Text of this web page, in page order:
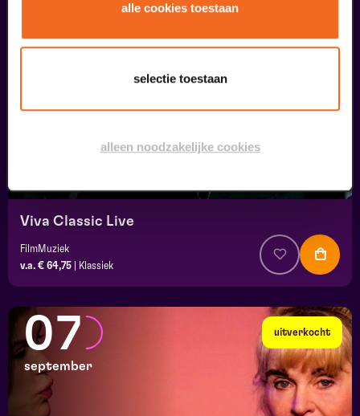
alle cookies toestaan
selectie toestaan
alleen noodzakelijke cookies
Viva Classic Live
FilmMuziek
v.a. € 64,75
Klassiek
uitverkocht
07
september